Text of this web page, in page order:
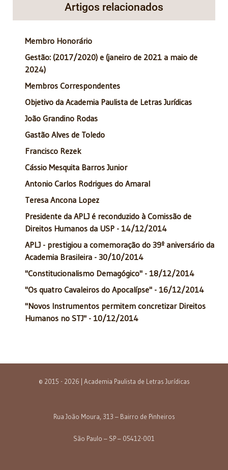
Artigos relacionados
Membro Honorário
Gestão: (2017/2020) e (janeiro de 2021 a maio de
2024)
Membros Correspondentes
Objetivo da Academia Paulista de Letras Jurídicas
João Grandino Rodas
Gastão Alves de Toledo
Francisco Rezek
Cássio Mesquita Barros Junior
Antonio Carlos Rodrigues do Amaral
Teresa Ancona Lopez
Presidente da APLJ é reconduzido à Comissão de
Direitos Humanos da USP - 14/12/2014
APLJ - prestigiou a comemoração do 39º aniversário da
Academia Brasileira - 30/10/2014
"Constitucionalismo Demagógico" - 18/12/2014
"Os quatro Cavaleiros do Apocalípse" - 16/12/2014
"Novos Instrumentos permitem concretizar Direitos
Humanos no STJ" - 10/12/2014
© 2015 - 2026 | Academia Paulista de Letras Jurídicas
Rua João Moura, 313 – Bairro de Pinheiros
São Paulo – SP – 05412-001